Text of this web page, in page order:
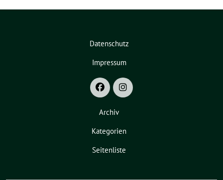
Datenschutz
Impressum
Archiv
Kategorien
Seitenliste